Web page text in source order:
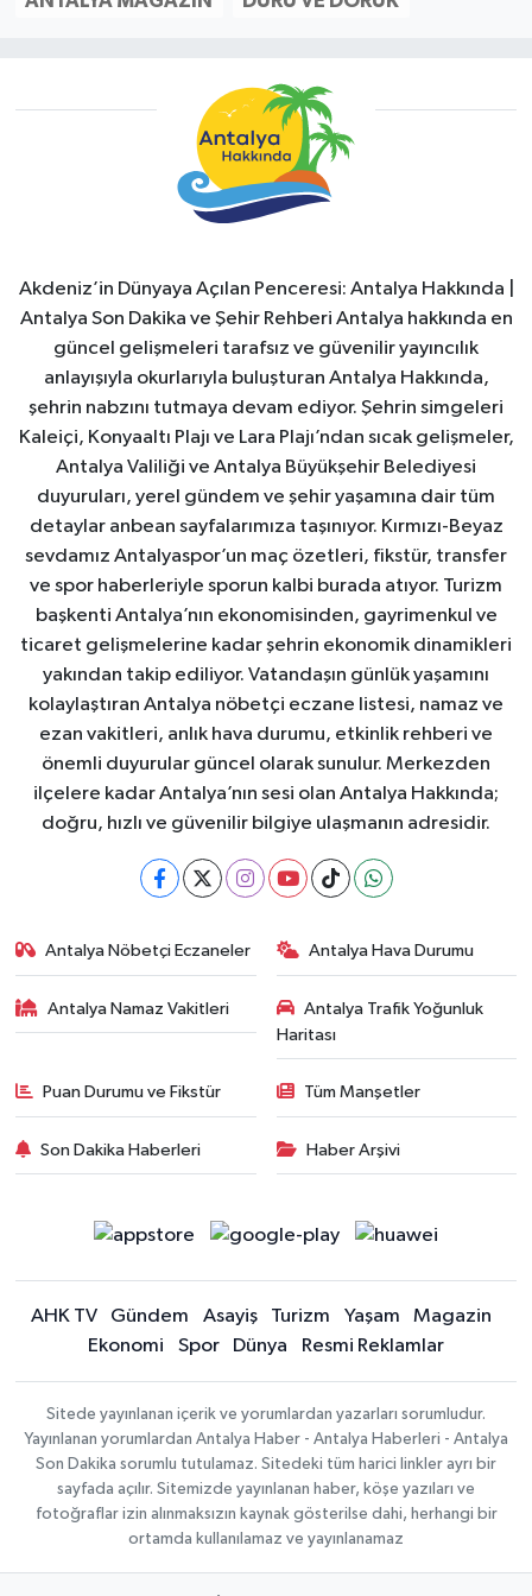
Akdeniz’in Dünyaya Açılan Penceresi: Antalya Hakkında |
Antalya Son Dakika ve Şehir Rehberi Antalya hakkında en
güncel gelişmeleri tarafsız ve güvenilir yayıncılık
anlayışıyla okurlarıyla buluşturan Antalya Hakkında,
şehrin nabzını tutmaya devam ediyor. Şehrin simgeleri
Kaleiçi, Konyaaltı Plajı ve Lara Plajı’ndan sıcak gelişmeler,
Antalya Valiliği ve Antalya Büyükşehir Belediyesi
duyuruları, yerel gündem ve şehir yaşamına dair tüm
detaylar anbean sayfalarımıza taşınıyor. Kırmızı-Beyaz
sevdamız Antalyaspor’un maç özetleri, fikstür, transfer
ve spor haberleriyle sporun kalbi burada atıyor. Turizm
başkenti Antalya’nın ekonomisinden, gayrimenkul ve
ticaret gelişmelerine kadar şehrin ekonomik dinamikleri
yakından takip ediliyor. Vatandaşın günlük yaşamını
kolaylaştıran Antalya nöbetçi eczane listesi, namaz ve
ezan vakitleri, anlık hava durumu, etkinlik rehberi ve
önemli duyurular güncel olarak sunulur. Merkezden
ilçelere kadar Antalya’nın sesi olan Antalya Hakkında;
doğru, hızlı ve güvenilir bilgiye ulaşmanın adresidir.
Antalya Nöbetçi Eczaneler Antalya Hava Durumu
Antalya Namaz Vakitleri
Antalya Trafik Yoğunluk
Haritası
Puan Durumu ve Fikstür Tüm Manşetler
Son Dakika Haberleri Haber Arşivi
AHK TV Gündem Asayiş Turizm Yaşam
Magazin
Ekonomi
Spor Dünya Resmi Reklamlar
Sitede yayınlanan içerik ve yorumlardan yazarları sorumludur.
Yayınlanan yorumlardan Antalya Haber - Antalya Haberleri - Antalya
Son Dakika sorumlu tutulamaz. Sitedeki tüm harici linkler ayrı bir
sayfada açılır. Sitemizde yayınlanan haber, köşe yazıları ve
fotoğraflar izin alınmaksızın kaynak gösterilse dahi, herhangi bir
ortamda kullanılamaz ve yayınlanamaz